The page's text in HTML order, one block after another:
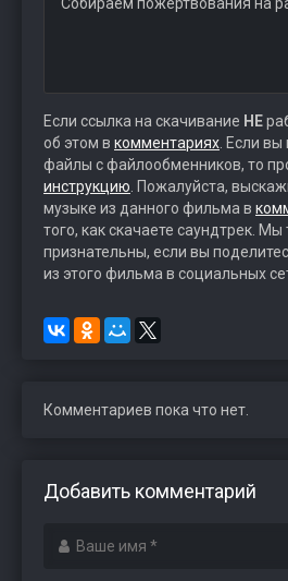
Если ссылка на скачивание НЕ
об этом в комментариях . Если
файлы с файлообменников, то
инструкцию . Пожалуйста,
музыке из данного фильма в
того, как скачаете саундтрек.
признательны, если вы
из этого фильма в социальных
Комментариев пока что нет.
Добавить комментарий